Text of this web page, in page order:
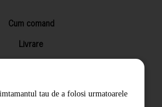
Cum comand
Livrare
produselor
tau de a folosi urmatoarele